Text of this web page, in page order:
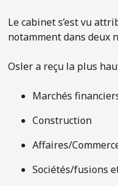
Le cabinet s’est vu
notamment dans deux
Osler a reçu la plus
Marchés
Construction
Affaires/
Sociétés/fusions